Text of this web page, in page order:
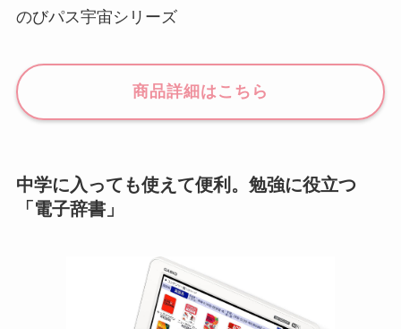
のびパス宇宙シリーズ
商品詳細はこちら
中学に入っても使えて便利。勉強に役立つ
「電子辞書」